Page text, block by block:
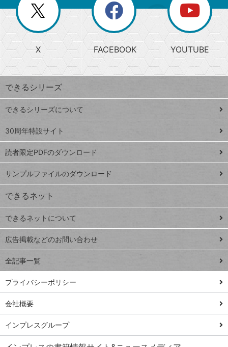
じ
る
search
検
索
上
昇
ワ
ー
ド
Google
スプレ
ッドシ
ート
iPhone
VLOOKUP
close
閉じ
る
閉
じ
る
ー
か
ら
探
す
ト
ッ
プ
ペ
ジ
連載
Excel Q&A
トイアンナ流仕
事術
ではじめる業務
の完全自動化
AI議事録作成術
Windows 11
Q&A
X FACEBOOK YOUTUBE
できるシリーズ
できるシリーズについて
30周年特設サイト
読者限定PDFのダウンロード
サンプルファイルのダウンロード
できるネット
できるネットについて
広告掲載などのお問い合わせ
全記事一覧
プライバシーポリシー
会社概要
インプレスグループ